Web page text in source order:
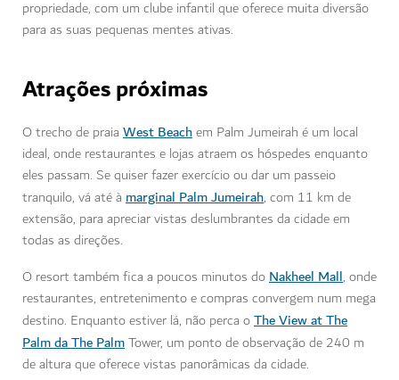
propriedade, com um clube infantil que oferece muita diversão
para as suas pequenas mentes ativas.
Atrações próximas
O trecho de praia West Beachem Palm Jumeirah é um local
ideal, onde restaurantes e lojas atraem os hóspedes enquanto
eles passam. Se quiser fazer exercício ou dar um passeio
tranquilo, vá até à marginal Palm Jumeirah, com 11 km de
extensão, para apreciar vistas deslumbrantes da cidade em
todas as direções.
O resort também fica a poucos minutos doNakheel Mall, onde
restaurantes, entretenimento e compras convergem num mega
destino. Enquanto estiver lá, não perca oThe View at The
Palm da The PalmTower, um ponto de observação de 240 m
de altura que oferece vistas panorâmicas da cidade.